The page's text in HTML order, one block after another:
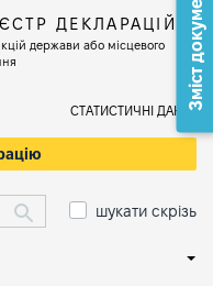
ДЕКЛАРАЦІЙ
держави або місцевого
СТАТИСТИЧНІ ДАНІ
шукати скрізь
Зміст документа